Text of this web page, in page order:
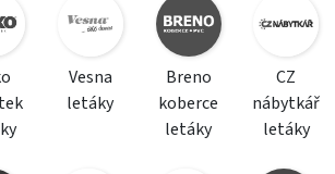
Vesna
letáky
Breno
koberce
letáky
CZ
nábytkář
letáky